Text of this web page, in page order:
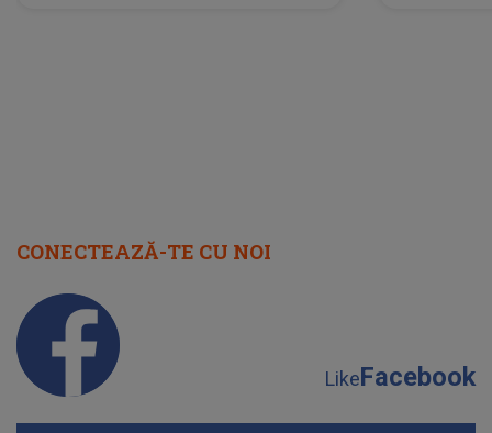
CONECTEAZĂ-TE CU NOI
LikeFacebook